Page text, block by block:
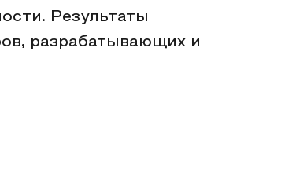
Результаты
разрабатывающих и